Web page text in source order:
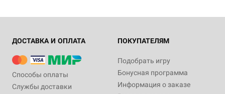
ДОСТАВКА И ОПЛАТА
Способы оплаты
Службы доставки
ПОКУПАТЕЛЯМ
Подобрать игру
Бонусная программа
Информация о заказе